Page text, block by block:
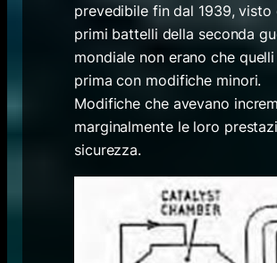
prevedibile fin dal 1939, visto
primi battelli della seconda
mondiale non erano che
prima con modifiche minori.
Modifiche che avevano
marginalmente le loro
sicurezza.